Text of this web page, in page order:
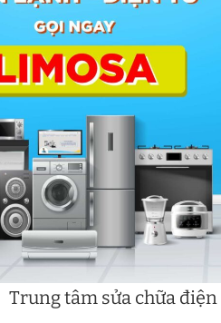
Trung tâm sửa chữa